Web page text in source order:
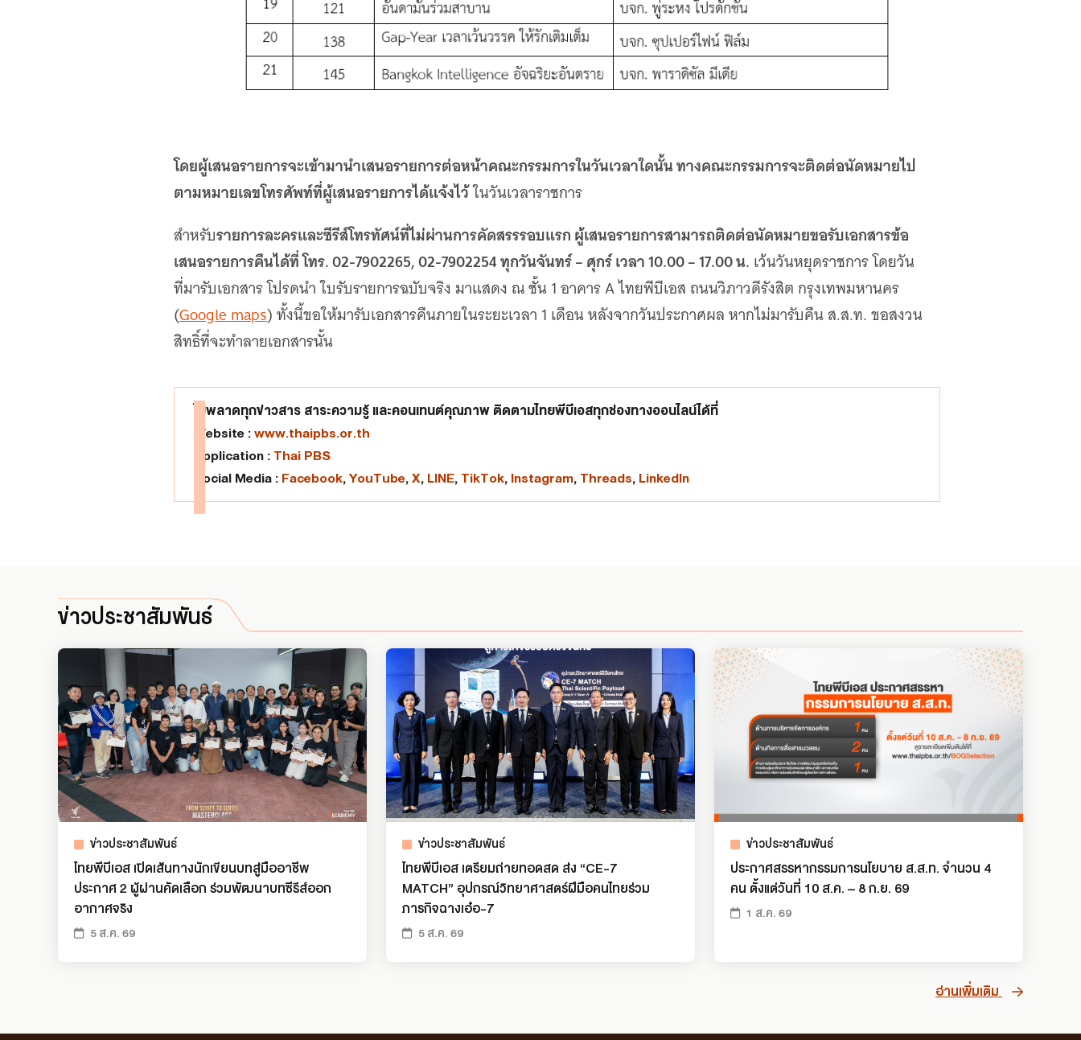
โดยผู้เสนอรายการจะเข้ามานำเสนอรายการต่อหน้าคณะกรรมการในวันเวลาใดนั้น ทางคณะกรรมการจะติดต่อนัดหมายไป
ตามหมายเลขโทรศัพท์ที่ผู้เสนอรายการได้แจ้งไว้ในวันเวลาราชการ
สำหรับรายการละครและซีรีส์โทรทัศน์ที่ไม่ผ่านการคัดสรรรอบแรก ผู้เสนอรายการสามารถติดต่อนัดหมายขอรับเอกสารข้อ
เสนอรายการคืนได้ที่ โทร. 02-7902265, 02-7902254 ทุกวันจันทร์ – ศุกร์ เวลา 10.00 – 17.00 น. เว้นวันหยุดราชการ โดยวัน
ที่มารับเอกสาร โปรดนำ ใบรับรายการฉบับจริง มาแสดง ณ ชั้น 1 อาคาร A ไทยพีบีเอส ถนนวิภาวดีรังสิต กรุงเทพมหานคร
(Google maps) ทั้งนี้ขอให้มารับเอกสารคืนภายในระยะเวลา 1 เดือน หลังจากวันประกาศผล หากไม่มารับคืน ส.ส.ท. ขอสงวน
สิทธิ์ที่จะทำลายเอกสารนั้น
ไม่พลาดทุกข่าวสาร สาระความรู้ และคอนเทนต์คุณภาพ ติดตามไทยพีบีเอสทุกช่องทางออนไลน์ได้ที่
Website : www.thaipbs.or.th
Application : Thai PBS
Social Media : Facebook, YouTube, X, LINE, TikTok, Instagram, Threads, LinkedIn
ข่าวประชาสัมพันธ์
ข่าวประชาสัมพันธ์
ไทยพีบีเอส เปิดเส้นทางนักเขียนบทสู่มืออาชีพ
ประกาศ 2 ผู้ผ่านคัดเลือก ร่วมพัฒนาบทซีรีส์ออก
อากาศจริง
5 ส.ค. 69
ข่าวประชาสัมพันธ์
ไทยพีบีเอส เตรียมถ่ายทอดสด ส่ง “CE-7
MATCH” อุปกรณ์วิทยาศาสตร์ฝีมือคนไทยร่วม
ภารกิจฉางเอ๋อ-7
5 ส.ค. 69
ข่าวประชาสัมพันธ์
ประกาศสรรหากรรมการนโยบาย ส.ส.ท. จำนวน 4
คน ตั้งแต่วันที่ 10 ส.ค. – 8 ก.ย. 69
1 ส.ค. 69
อ่านเพิ่มเติม